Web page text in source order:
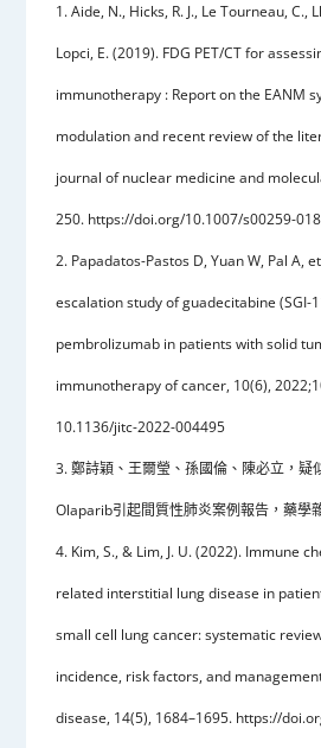
1. Aide, N., Hicks, R. J., Le Tourneau, C.,
Lopci, E. (2019). FDG PET/CT for
immunotherapy : Report on the EANM
modulation and recent review of the
journal of nuclear medicine and
250. https://doi.org/10.1007/s00259-
2. Papadatos-Pastos D, Yuan W, Pal A,
escalation study of guadecitabine (SGI-
pembrolizumab in patients with solid
immunotherapy of cancer, 10(6),
10.1136/jitc-2022-004495
3. 鄭詩穎、王爾瑩、孫國倫、陳必立，
Olaparib引起間質性肺炎案例報告，藥學
4. Kim, S., & Lim, J. U. (2022). Immune
related interstitial lung disease in
small cell lung cancer: systematic
incidence, risk factors, and
disease, 14(5), 1684–1695. https://